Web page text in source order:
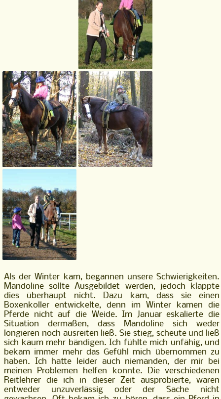
Als der Winter kam, begannen unsere Schwierigkeiten.
Mandoline sollte Ausgebildet werden, jedoch klappte
dies überhaupt nicht. Dazu kam, dass sie einen
Boxenkoller entwickelte, denn im Winter kamen die
Pferde nicht auf die Weide. Im Januar eskalierte die
Situation dermaßen, dass Mandoline sich weder
longieren noch ausreiten ließ. Sie stieg, scheute und ließ
sich kaum mehr bändigen. Ich fühlte mich unfähig, und
bekam immer mehr das Gefühl mich übernommen zu
haben. Ich hatte leider auch niemanden, der mir bei
meinen Problemen helfen konnte. Die verschiedenen
Reitlehrer die ich in dieser Zeit ausprobierte, waren
entweder unzuverlässig oder der Sache nicht